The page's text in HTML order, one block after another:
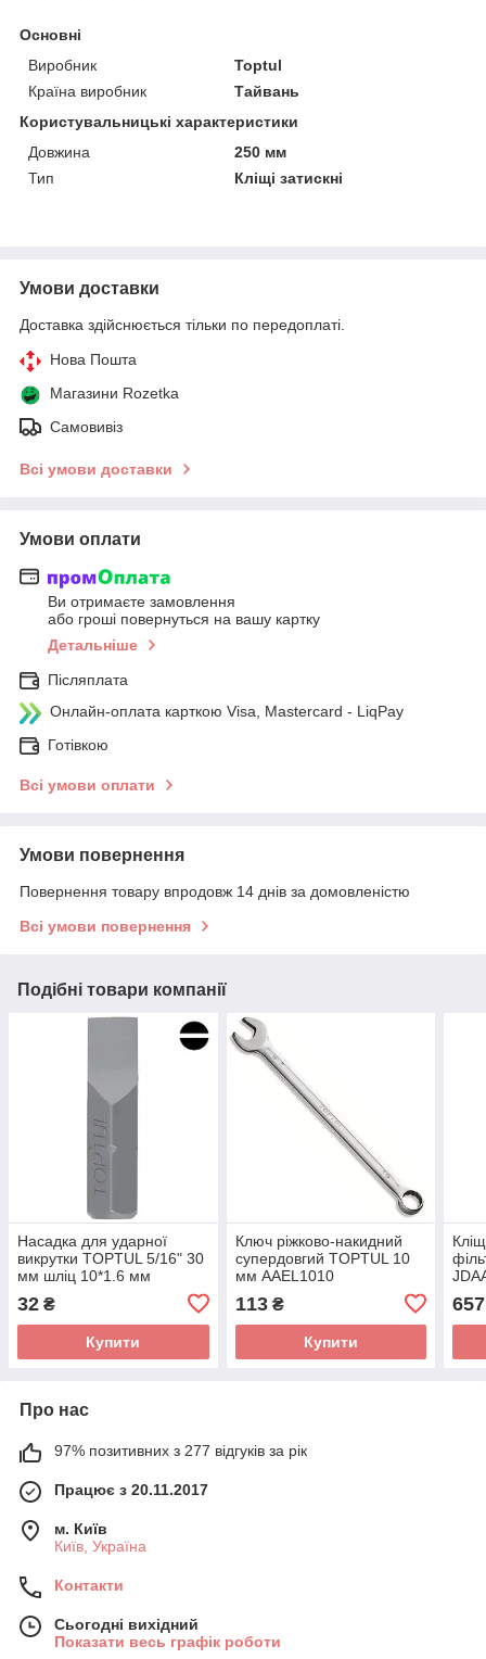
Основні
Виробник
Toptul
Країна виробник
Тайвань
Користувальницькі характеристики
Довжина
250 мм
Тип
Кліщі затискні
Умови доставки
Доставка здійснюється тільки по передоплаті.
Нова Пошта
Магазини Rozetka
Самовивіз
Всі умови доставки
Умови оплати
Ви отримаєте замовлення
або гроші повернуться на вашу картку
Детальніше
Післяплата
Онлайн-оплата карткою Visa, Mastercard - LiqPay
Готівкою
Всі умови оплати
Умови повернення
Повернення товару впродовж 14 днів за домовленістю
Всі умови повернення
Подібні товари компанії
Насадка для ударної
викрутки TOPTUL 5/16" 30
мм шліц 10*1.6 мм
32 ₴
Купити
Ключ ріжково-накидний
супердовгий TOPTUL 10
мм AAEL1010
113₴
Купити
657
Про нас
97% позитивних з 277 відгуків за рік
Працює з 20.11.2017
м. Київ
Київ, Україна
Контакти
Сьогодні вихідний
Показати весь графік роботи